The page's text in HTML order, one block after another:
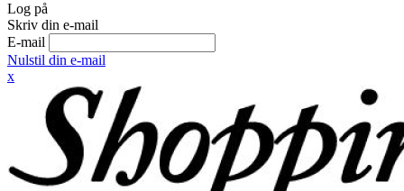
Log på
Skriv din e-mail
E-mail
Nulstil din e-mail
x